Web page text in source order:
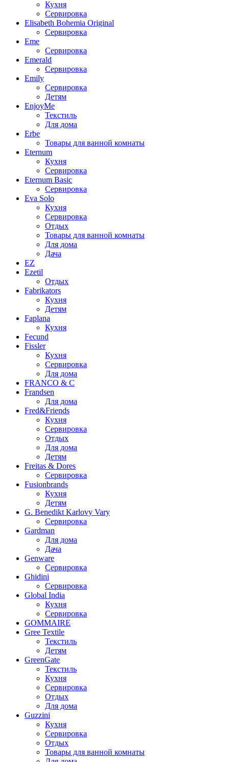
Кухня
Сервировка
Elisabeth Bohemia Original
Сервировка
Eme
Сервировка
Emerald
Сервировка
Emily
Сервировка
Детям
EnjoyMe
Текстиль
Для дома
Erbe
Товары для ванной комнаты
Eternum
Кухня
Сервировка
Eternum Basic
Сервировка
Eva Solo
Кухня
Сервировка
Отдых
Товары для ванной комнаты
Для дома
Дача
EZ
Ezetil
Отдых
Fabrikators
Кухня
Детям
Faplana
Кухня
Fecund
Fissler
Кухня
Сервировка
Для дома
FRANCO & C
Frandsen
Для дома
Fred&Friends
Кухня
Сервировка
Отдых
Для дома
Детям
Freitas & Dores
Сервировка
Fusionbrands
Кухня
Детям
G. Benedikt Karlovy Vary
Сервировка
Gardman
Для дома
Дача
Genware
Сервировка
Ghidini
Сервировка
Global India
Кухня
Сервировка
GOMMAIRE
Gree Textile
Текстиль
Детям
GreenGate
Текстиль
Кухня
Сервировка
Отдых
Для дома
Guzzini
Кухня
Сервировка
Отдых
Товары для ванной комнаты